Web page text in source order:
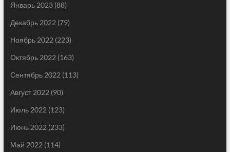
Январь 2023(88)
Декабрь 2022 (79)
Ноябрь 2022 (223)
Октябрь 2022 (163)
Сентябрь 2022 (113)
Август 2022 (90)
Июль 2022 (123)
Июнь 2022 (233)
Май 2022 (114)